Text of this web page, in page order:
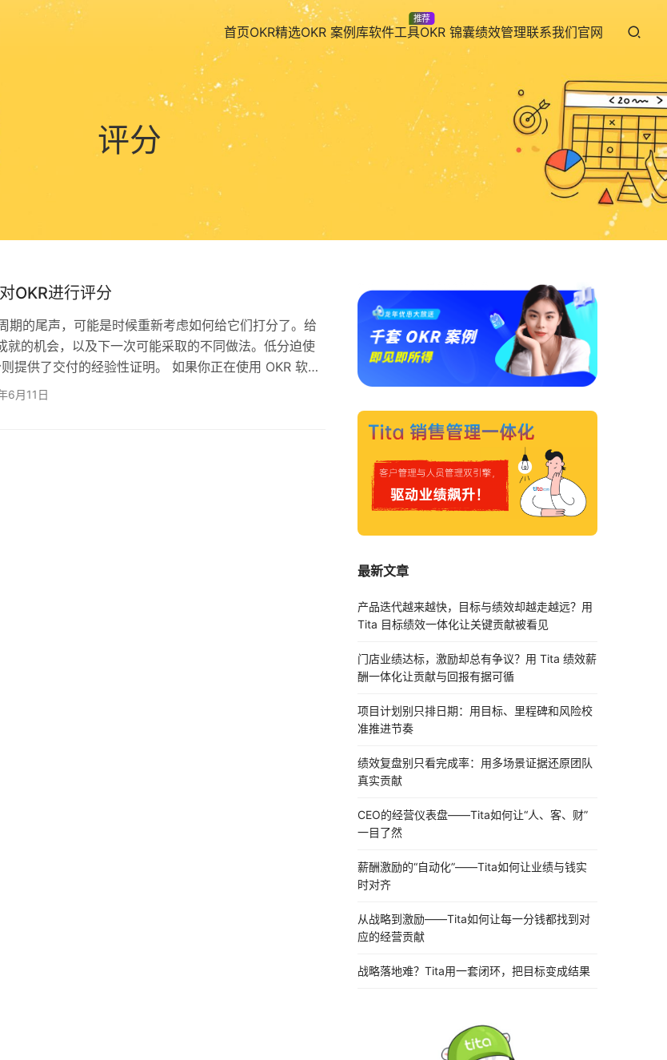
首页OKR精选OKR 案例库软件工具
推荐
OKR 锦囊绩效管理联系我们官网
评分
OKR进行评分
期的尾声，可能是时候重新考虑如何给它们打分了。给
就的机会，以及下一次可能采取的不同做法。低分迫使
提供了交付的经验性证明。 如果你正在使用 OKR 软
将由系统为你生成。如果你没有，你将不得不做一些数
6月11日
最新文章
产品迭代越来越快，目标与绩效却越走越远？用
Tita 目标绩效一体化让关键贡献被看见
门店业绩达标，激励却总有争议？用 Tita 绩效薪
酬一体化让贡献与回报有据可循
项目计划别只排日期：用目标、里程碑和风险校
准推进节奏
绩效复盘别只看完成率：用多场景证据还原团队
真实贡献
CEO的经营仪表盘——Tita如何让“人、客、财”
一目了然
薪酬激励的“自动化”——Tita如何让业绩与钱实
时对齐
从战略到激励——Tita如何让每一分钱都找到对
应的经营贡献
战略落地难？Tita用一套闭环，把目标变成结果